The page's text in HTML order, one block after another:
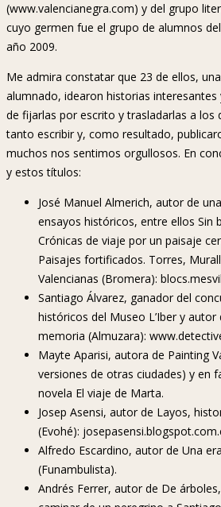
(www.valencianegra.com) y del grupo
cuyo germen fue el grupo de alumnos
año 2009.
Me admira constatar que 23 de ellos,
alumnado, idearon historias interesantes
de fijarlas por escrito y trasladarlas a los
tanto escribir y, como resultado,
muchos nos sentimos orgullosos. En
y estos títulos:
José Manuel Almerich, autor de
ensayos históricos, entre ellos Sin
Crónicas de viaje por un paisaje
Paisajes fortificados. Torres,
Valencianas (Bromera):
Santiago Álvarez, ganador del
históricos del Museo L’Iber y autor
memoria (Almuzara):
Mayte Aparisi, autora de Painting
versiones de otras ciudades) y en
novela El viaje de Marta.
Josep Asensi, autor de Layos,
(Evohé):
Alfredo Escardino, autor de Una
(Funambulista).
Andrés Ferrer, autor de De